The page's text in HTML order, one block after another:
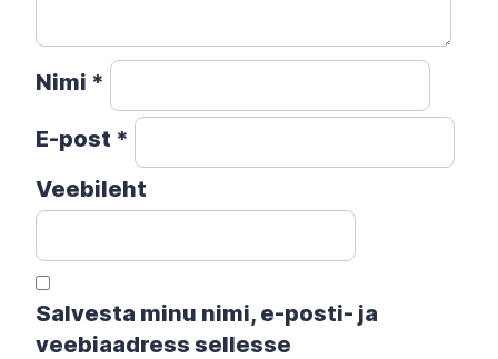
Nimi *
E-post *
Veebileht
Salvesta minu nimi, e-posti- ja
veebiaadress sellesse